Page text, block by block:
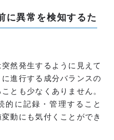
に異常を検知するた
然発生するように見えて
進行する成分バランスの
とも少なくありません。
的に記録・管理すること
動にも気付くことができ